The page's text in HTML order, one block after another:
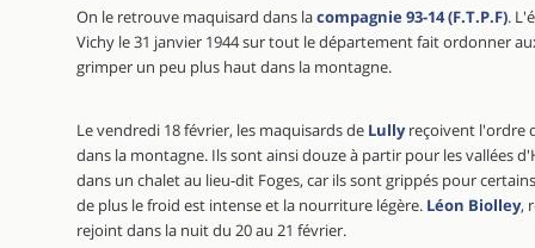
On le retrouve maquisard dans lacompagnie 93-14 (F.T.P.F).
Vichy le 31 janvier 1944 sur tout le département fait ordonner
grimper un peu plus haut dans la montagne.
Le vendredi 18 février, les maquisards de Lullyreçoivent l'ordre
dans la montagne. Ils sont ainsi douze à partir pour les vallées
dans un chalet au lieu-dit Foges, car ils sont grippés pour
de plus le froid est intense et la nourriture légère. Léon Biolley,
rejoint dans la nuit du 20 au 21 février.